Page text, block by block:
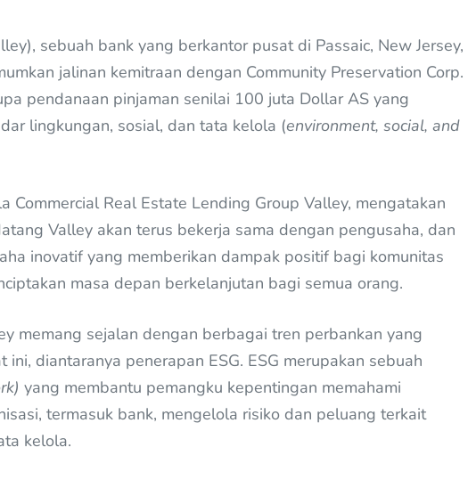
sebuah bank yang berkantor pusat di Passaic, New Jersey,
jalinan kemitraan dengan Community Preservation Corp.
pendanaan pinjaman senilai 100 juta Dollar AS yang
lingkungan, sosial, dan tata kelola (environment, social, and
Commercial Real Estate Lending Group Valley, mengatakan
Valley akan terus bekerja sama dengan pengusaha, dan
inovatif yang memberikan dampak positif bagi komunitas
masa depan berkelanjutan bagi semua orang.
memang sejalan dengan berbagai tren perbankan yang
diantaranya penerapan ESG. ESG merupakan sebuah
yang membantu pemangku kepentingan memahami
termasuk bank, mengelola risiko dan peluang terkait
kelola.